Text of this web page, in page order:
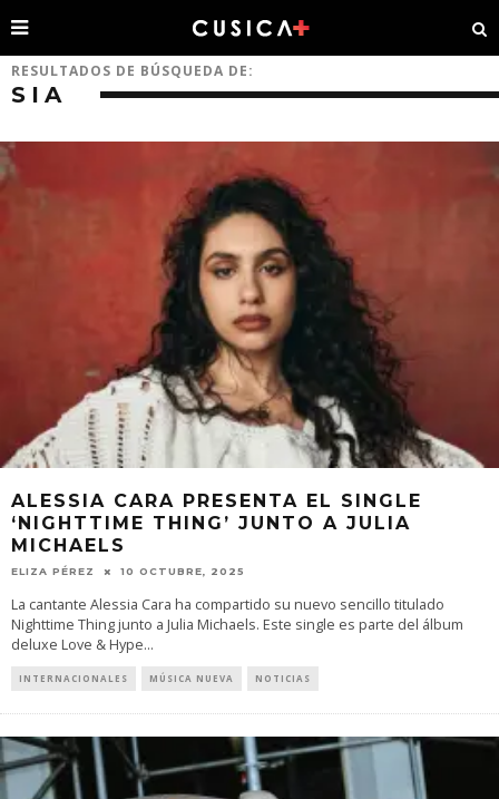
RESULTADOS DE BÚSQUEDA DE:
SIA
ALESSIA CARA PRESENTA EL SINGLE
‘NIGHTTIME THING’ JUNTO A JULIA
MICHAELS
ELIZA PÉREZ 10 OCTUBRE, 2025
La cantante Alessia Cara ha compartido su nuevo sencillo titulado
Nighttime Thing junto a Julia Michaels. Este single es parte del álbum
deluxe Love & Hype...
INTERNACIONALES MÚSICA NUEVA NOTICIAS